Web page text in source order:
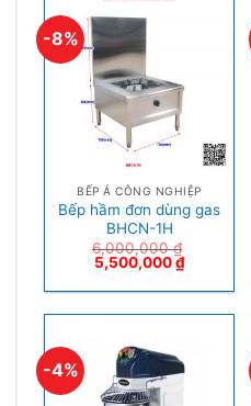
-8%
BẾP Á CÔNG NGHIỆP
Bếp hầm đơn dùng gas
BHCN-1H
6,000,000₫
5,500,000₫
-4%